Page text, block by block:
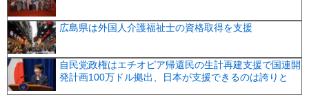
広島県は外国人介護福祉士の資格取得を支援
自民党政権はエチオピア帰還民の生計再建支援で国連開
発計画100万ドル拠出、日本が支援できるのは誇りと